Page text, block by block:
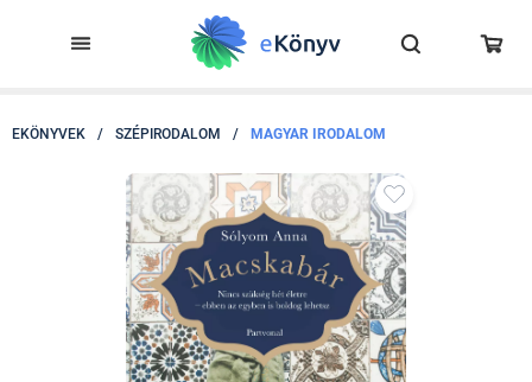
EKÖNYVEK / SZÉPIRODALOM / MAGYAR IRODALOM